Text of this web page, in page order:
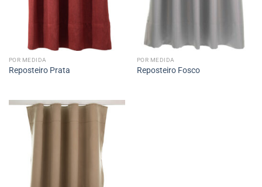
POR MEDIDA
Reposteiro Prata
POR MEDIDA
Reposteiro Fosco